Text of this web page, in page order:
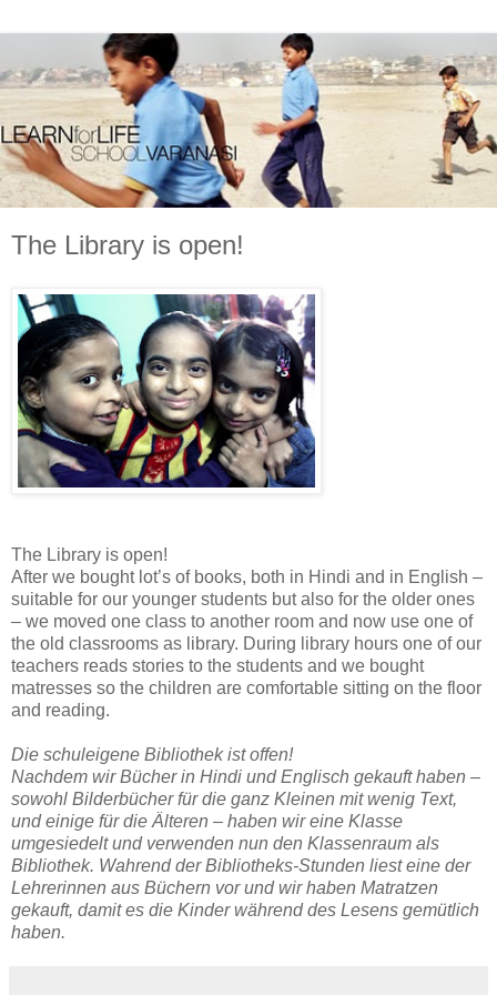
The Library is open!
The Library is open!
After we bought lot’s of books, both in Hindi and in English –
suitable for our younger students but also for the older ones
– we moved one class to another room and now use one of
the old classrooms as library. During library hours one of our
teachers reads stories to the students and we bought
matresses so the children are comfortable sitting on the floor
and reading.
Die schuleigene Bibliothek ist offen!
Nachdem wir Bücher in Hindi und Englisch gekauft haben –
sowohl Bilderbücher für die ganz Kleinen mit wenig Text,
und einige für die Älteren – haben wir eine Klasse
umgesiedelt und verwenden nun den Klassenraum als
Bibliothek. Wahrend der Bibliotheks-Stunden liest eine der
Lehrerinnen aus Büchern vor und wir haben Matratzen
gekauft, damit es die Kinder während des Lesens gemütlich
haben.